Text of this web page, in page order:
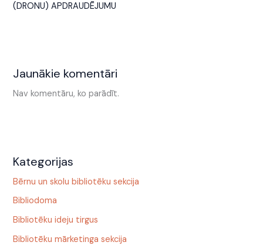
(DRONU) APDRAUDĒJUMU
Jaunākie komentāri
Nav komentāru, ko parādīt.
Kategorijas
Bērnu un skolu bibliotēku sekcija
Bibliodoma
Bibliotēku ideju tirgus
Bibliotēku mārketinga sekcija